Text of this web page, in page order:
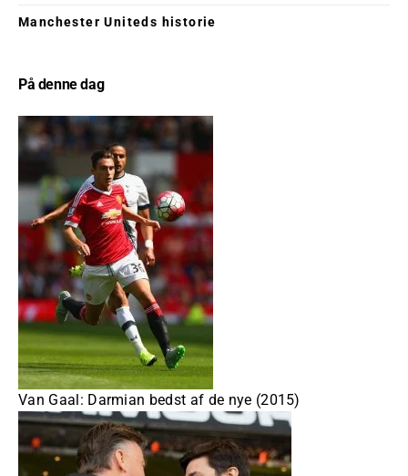
Manchester Uniteds historie
På denne dag
Van Gaal: Darmian bedst af de nye (2015)